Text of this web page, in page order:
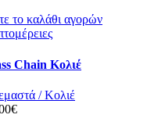
το καλάθι αγορών
Chain Κολιέ
/ Κολιέ
€